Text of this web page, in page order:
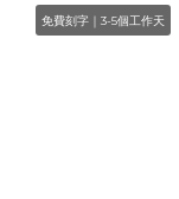
免費刻字｜3-5個工作天